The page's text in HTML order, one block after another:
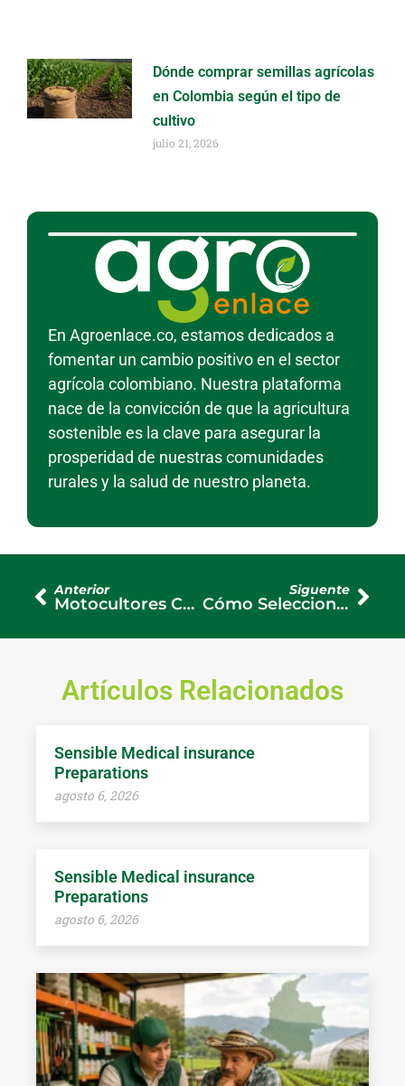
Dónde comprar semillas agrícolas
en Colombia según el tipo de
cultivo
julio 21, 2026
En Agroenlace.co, estamos dedicados a
fomentar un cambio positivo en el sector
agrícola colombiano. Nuestra plataforma
nace de la convicción de que la agricultura
sostenible es la clave para asegurar la
prosperidad de nuestras comunidades
rurales y la salud de nuestro planeta.
Anterior
Motocultores Colombia: Beneficios Principales en la Agricultura
Siguente
Cómo Seleccionar el Mejor Triturador de Residuos Orgánicos para tu Finca
Artículos Relacionados
Sensible Medical insurance
Preparations
agosto 6, 2026
Sensible Medical insurance
Preparations
agosto 6, 2026